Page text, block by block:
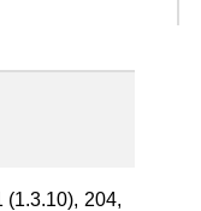
(1.3.10), 204,